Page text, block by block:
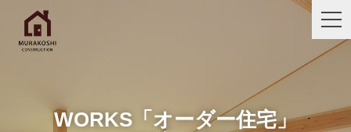
WORKS「オーダー住宅」